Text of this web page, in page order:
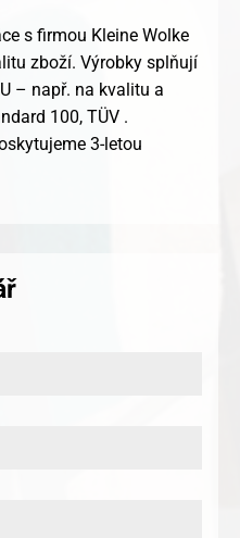
s firmou Kleine Wolke
zboží. Výrobky splňují
– např. na kvalitu a
100, TÜV .
3-letou